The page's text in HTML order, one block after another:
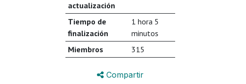
actualización
Tiempo de
finalización
1 hora 5
minutos
Miembros
315
Compartir